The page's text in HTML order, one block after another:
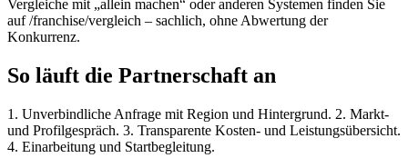
Vergleiche mit „allein machen“ oder anderen Systemen finden Sie
auf /franchise/vergleich – sachlich, ohne Abwertung der
Konkurrenz.
So läuft die Partnerschaft an
1. Unverbindliche Anfrage mit Region und Hintergrund. 2. Markt-
und Profilgespräch. 3. Transparente Kosten- und Leistungsübersicht.
4. Einarbeitung und Startbegleitung.